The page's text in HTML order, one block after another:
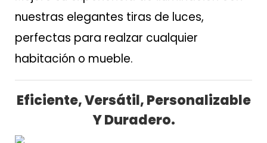
nuestras elegantes tiras de luces,
perfectas para realzar cualquier
habitación o mueble.
Eficiente, Versátil, Personalizable
Y Duradero.